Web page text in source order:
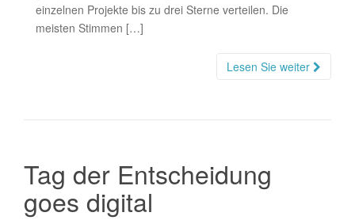
einzelnen Projekte bis zu drei Sterne verteilen. Die
meisten Stimmen […]
Lesen Sie weiter
Tag der Entscheidung
goes digital